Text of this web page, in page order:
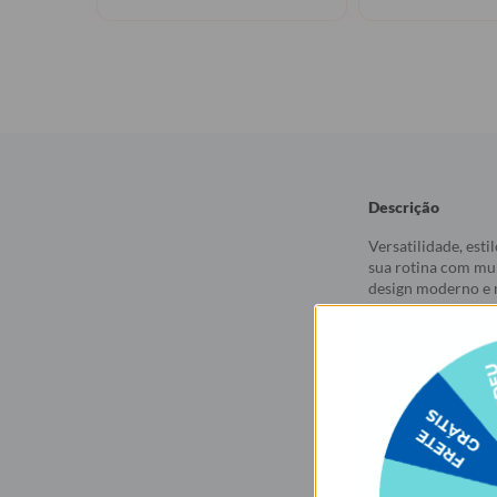
Descrição
Versatilidade,
sua rotina com
design moderno e
mais elegante.
Projetada para
bolso
cm), além de
Para quem ama
maquiagens,
segurança,